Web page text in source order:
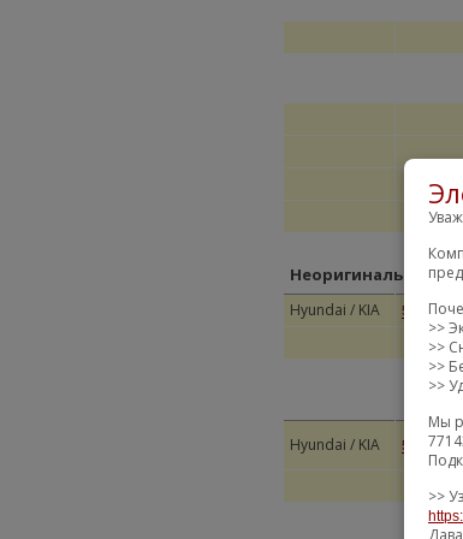
Неоригинальные
Hyundai / KIA
Hyundai / KIA
>>
>>
>>
>>
Мы
>>